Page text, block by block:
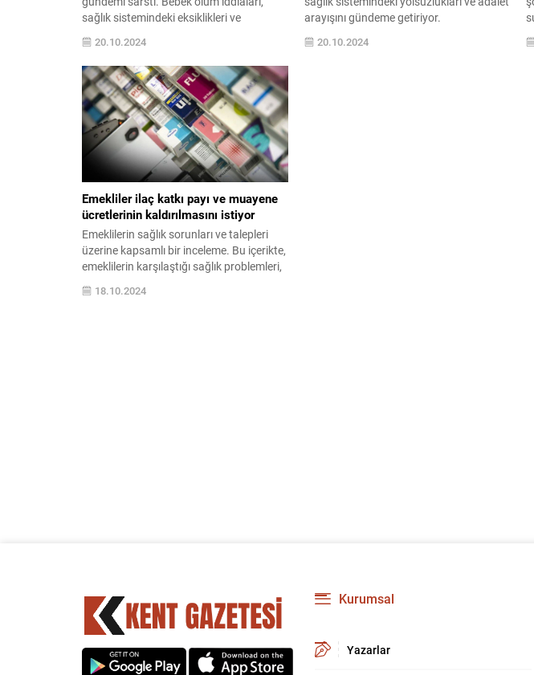
sağlık sistemindeki eksiklikleri ve
toplumsal duyarlılığı yeniden gündeme
getiriyor. Detaylar ve etkileri için yazımızı
okuyun.
20.10.2024
arayışını gündeme getiriyor.
Kamulaştırma çağrısı ile bu skandalın
üstü açılabilir mi? Detaylar ve gelişmeler
20.10.2024
Emekliler ilaç katkı payı ve muayene
ücretlerinin kaldırılmasını istiyor
Emeklilerin sağlık sorunları ve talepleri
üzerine kapsamlı bir inceleme. Bu içerikte,
emeklilerin karşılaştığı sağlık problemleri,
bulabilirsiniz.
18.10.2024
Kurumsal
Yazarlar